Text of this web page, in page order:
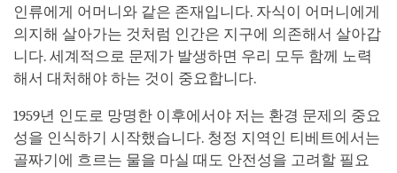
인류에게 어머니와 같은 존재입니다. 자식이 어머니에게
의지해 살아가는 것처럼 인간은 지구에 의존해서 살아갑
니다. 세계적으로 문제가 발생하면 우리 모두 함께 노력
해서 대처해야 하는 것이 중요합니다.
1959년 인도로 망명한 이후에서야 저는 환경 문제의 중요
성을 인식하기 시작했습니다. 청정 지역인 티베트에서는
골짜기에 흐르는 물을 마실 때도 안전성을 고려할 필요